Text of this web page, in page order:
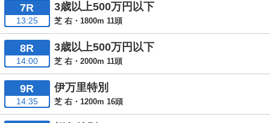
7R
13:25
3歳以上500万円以下
芝 右・1800m 11頭
8R
14:00
3歳以上500万円以下
芝 右・2000m 11頭
9R
14:35
伊万里特別
芝 右・1200m 16頭